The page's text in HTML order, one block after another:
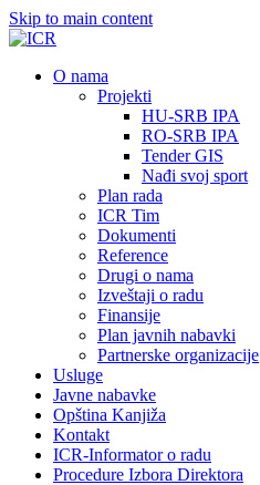
Skip to main content
О nama
Projekti
HU-SRB IPA
RO-SRB IPA
Tender GIS
Nađi svoj sport
Plan rada
ICR Tim
Dokumenti
Reference
Drugi o nama
Izveštaji o radu
Finansije
Plan javnih nabavki
Partnerske organizacije
Usluge
Javne nabavke
Opština Kanjiža
Kontakt
ICR-Informator o radu
Procedure Izbora Direktora